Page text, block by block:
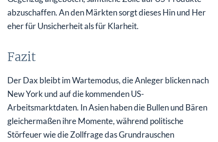
abzuschaffen. An den Märkten sorgt dieses Hin und Her
eher für Unsicherheit als für Klarheit.
Fazit
Der Dax bleibt im Wartemodus, die Anleger blicken nach
New York und auf die kommenden US-
Arbeitsmarktdaten. In Asien haben die Bullen und Bären
gleichermaßen ihre Momente, während politische
Störfeuer wie die Zollfrage das Grundrauschen